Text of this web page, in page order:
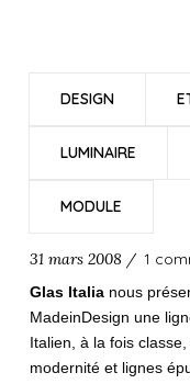
DESIGN
LUMINAIRE
MODULE
31 mars 2008 / 1
Glas Italianous
MadeinDesign une
Italien, à la fois
modernité et lignes